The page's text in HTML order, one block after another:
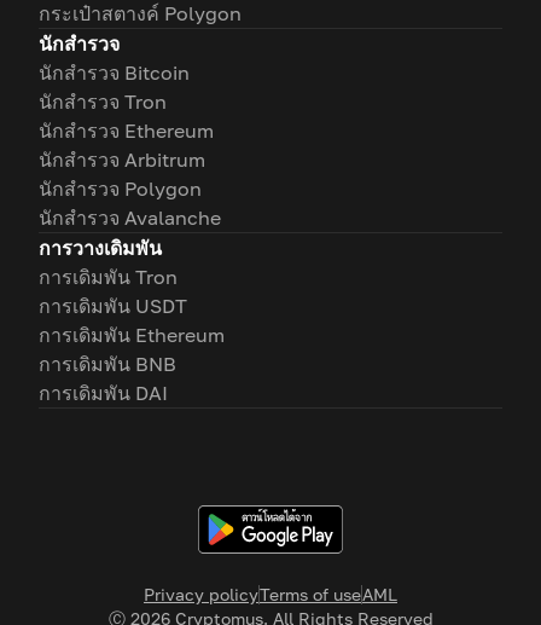
Privacy policyTerms of useAML
Ⓒ 2026Cryptomus. All Rights Reserved
กระเป๋าสตางค์ Polygon
นักสำรวจ
นักสำรวจ Bitcoin
นักสำรวจ Tron
นักสำรวจ Ethereum
นักสำรวจ Arbitrum
นักสำรวจ Polygon
นักสำรวจ Avalanche
การวางเดิมพัน
การเดิมพัน Tron
การเดิมพัน USDT
การเดิมพัน Ethereum
การเดิมพัน BNB
การเดิมพัน DAI